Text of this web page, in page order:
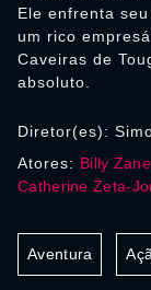
Ele enfrenta
um rico
Caveiras de
absoluto.
Diretor(es):
Atores: Billy Zane
Catherine Zeta-
Aventura